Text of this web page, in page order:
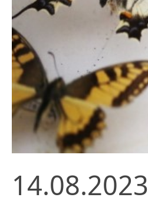
14.08.2023